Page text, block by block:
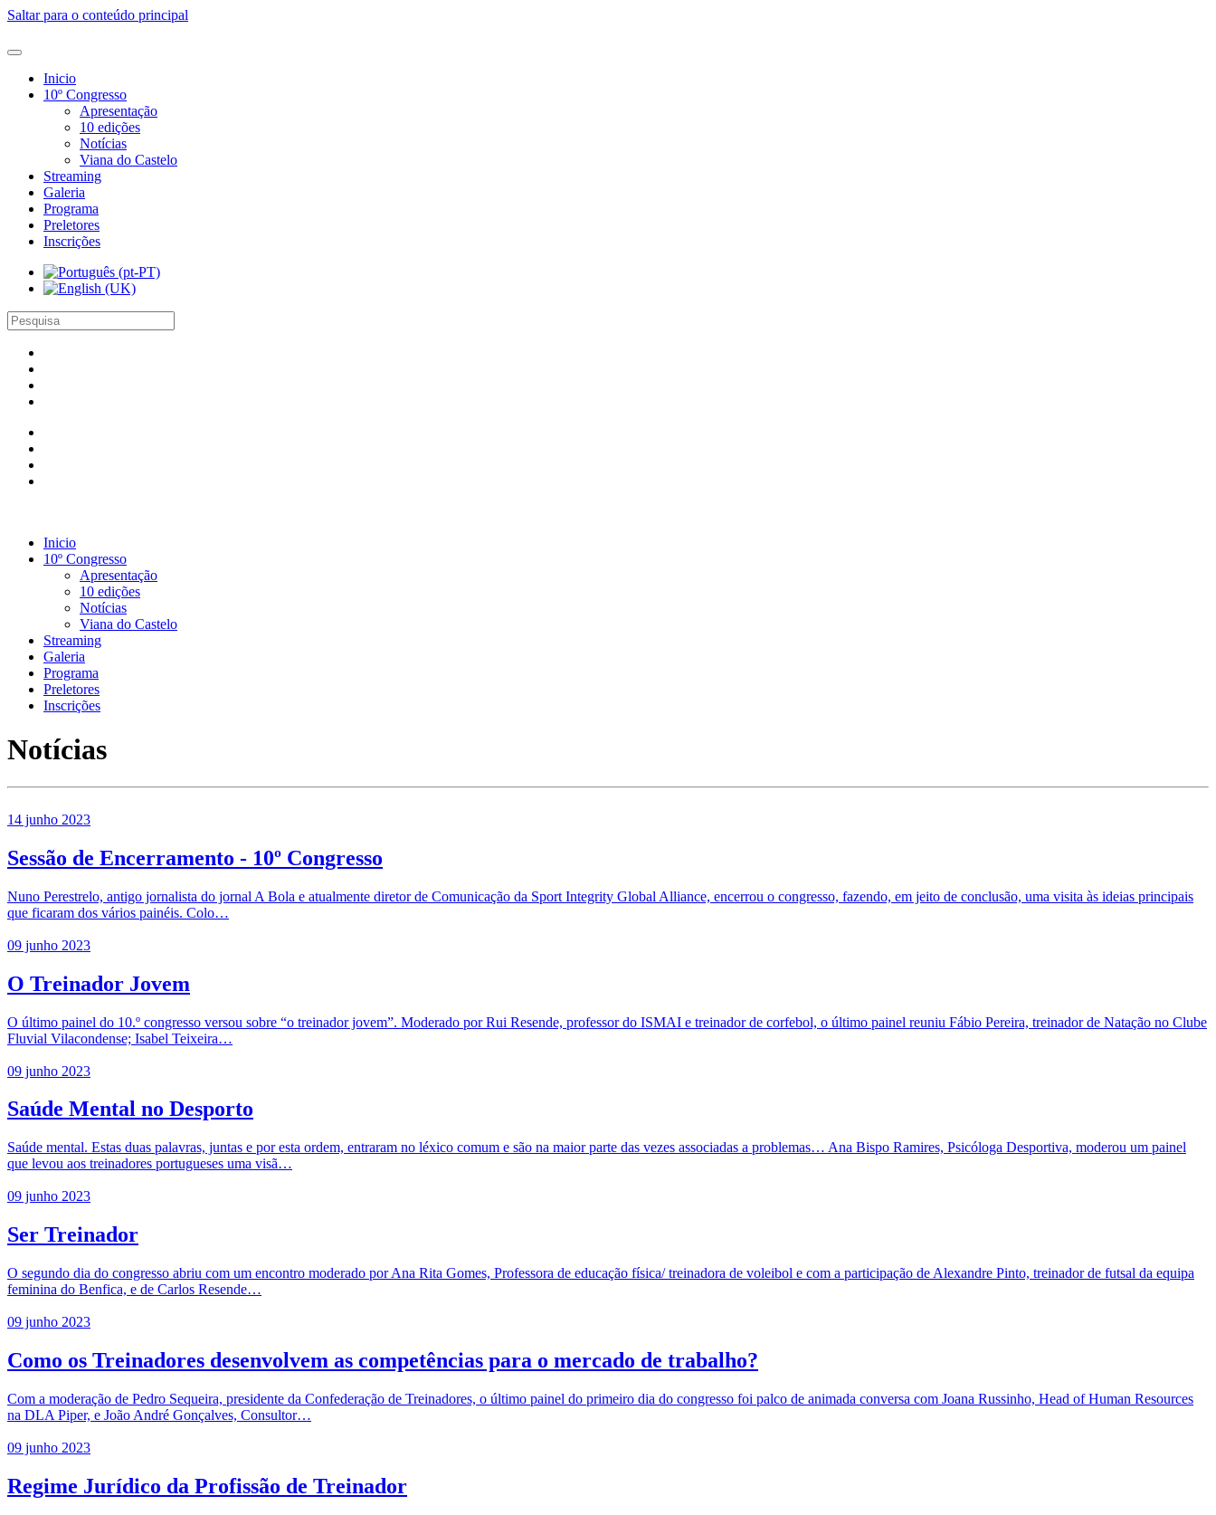
Saltar para o conteúdo principal
Inicio
10º Congresso
Apresentação
10 edições
Notícias
Viana do Castelo
Streaming
Galeria
Programa
Preletores
Inscrições
Inicio
10º Congresso
Apresentação
10 edições
Notícias
Viana do Castelo
Streaming
Galeria
Programa
Preletores
Inscrições
Notícias
14 junho 2023
Sessão de Encerramento - 10º Congresso
Nuno Perestrelo, antigo jornalista do jornal A Bola e atualmente diretor de Comunicação da Sport Integrity Global Alliance, encerrou o congresso, fazendo, em jeito de conclusão, uma visita às ideias principais
que ficaram dos vários painéis. Colo…
09 junho 2023
O Treinador Jovem
O último painel do 10.º congresso versou sobre “o treinador jovem”. Moderado por Rui Resende, professor do ISMAI e treinador de corfebol, o último painel reuniu Fábio Pereira, treinador de Natação no Clube
Fluvial Vilacondense; Isabel Teixeira…
09 junho 2023
Saúde Mental no Desporto
Saúde mental. Estas duas palavras, juntas e por esta ordem, entraram no léxico comum e são na maior parte das vezes associadas a problemas… Ana Bispo Ramires, Psicóloga Desportiva, moderou um painel
que levou aos treinadores portugueses uma visã…
09 junho 2023
Ser Treinador
O segundo dia do congresso abriu com um encontro moderado por Ana Rita Gomes, Professora de educação física/ treinadora de voleibol e com a participação de Alexandre Pinto, treinador de futsal da equipa
feminina do Benfica, e de Carlos Resende…
09 junho 2023
Como os Treinadores desenvolvem as competências para o mercado de trabalho?
Com a moderação de Pedro Sequeira, presidente da Confederação de Treinadores, o último painel do primeiro dia do congresso foi palco de animada conversa com Joana Russinho, Head of Human Resources
na DLA Piper, e João André Gonçalves, Consultor…
09 junho 2023
Regime Jurídico da Profissão de Treinador